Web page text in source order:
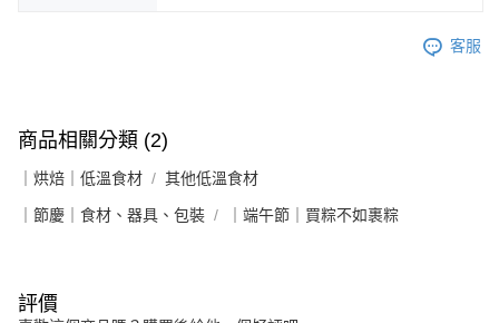
客服
商品相關分類 (2)
｜烘焙｜低溫食材 其他低溫食材
｜節慶｜食材、器具、包裝 ｜端午節｜買粽不如裹粽
評價